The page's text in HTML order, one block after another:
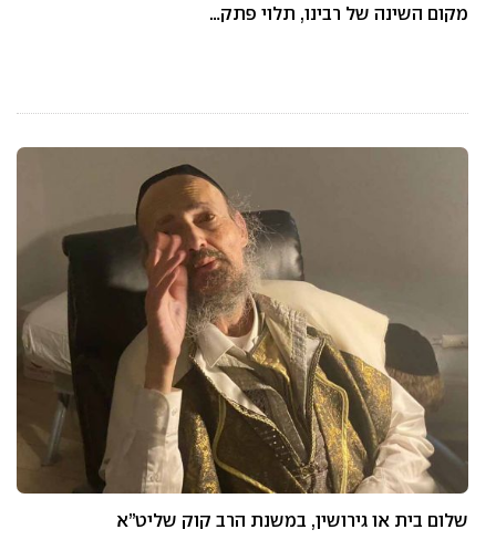
מקום השינה של רבינו, תלוי פתק…
שלום בית או גירושין, במשנת הרב קוק שליט”א